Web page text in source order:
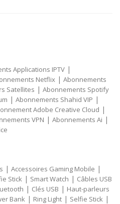
Applications IPTV |
Netflix | Abonnements
Satellites | Abonnements Spotify
| Abonnements Shahid VIP |
Adobe Creative Cloud |
VPN | Abonnements Ai |
| Accessoires Gaming Mobile |
Stick | Smart Watch | Câbles USB
| Clés USB | Haut-parleurs
Bank | Ring Light | Selfie Stick |